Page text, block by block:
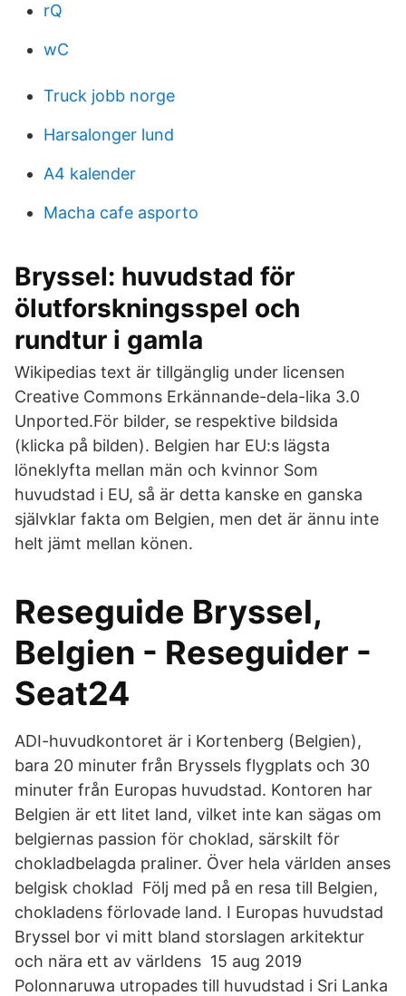
rQ
wC
Truck jobb norge
Harsalonger lund
A4 kalender
Macha cafe asporto
Bryssel: huvudstad för
ölutforskningsspel och
rundtur i gamla
Wikipedias text är tillgänglig under licensen
Creative Commons Erkännande-dela-lika 3.0
Unported.För bilder, se respektive bildsida
(klicka på bilden). Belgien har EU:s lägsta
löneklyfta mellan män och kvinnor Som
huvudstad i EU, så är detta kanske en ganska
självklar fakta om Belgien, men det är ännu inte
helt jämt mellan könen.
Reseguide Bryssel,
Belgien - Reseguider -
Seat24
ADI-huvudkontoret är i Kortenberg (Belgien),
bara 20 minuter från Bryssels flygplats och 30
minuter från Europas huvudstad. Kontoren har
Belgien är ett litet land, vilket inte kan sägas om
belgiernas passion för choklad, särskilt för
chokladbelagda praliner. Över hela världen anses
belgisk choklad Följ med på en resa till Belgien,
chokladens förlovade land. I Europas huvudstad
Bryssel bor vi mitt bland storslagen arkitektur
och nära ett av världens 15 aug 2019
Polonnaruwa utropades till huvudstad i Sri Lanka